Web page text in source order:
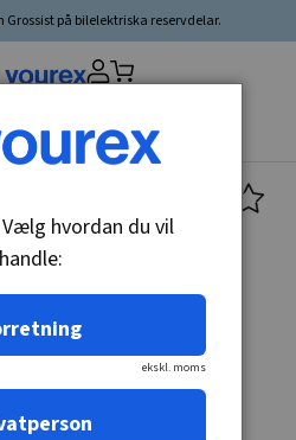
Grossist på bilelektriska reservdelar.
valt▼
hvordan du vil
handle:
ekskl. moms